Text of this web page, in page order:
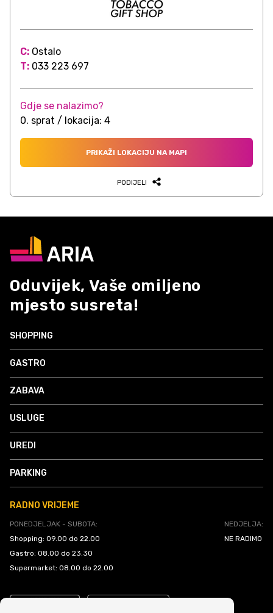
C: Ostalo
T: 033 223 697
Gdje se nalazimo?
0. sprat / lokacija: 4
PRIKAŽI LOKACIJU NA MAPI
PODIJELI
Oduvijek, Vaše omiljeno
mjesto susreta!
SHOPPING
GASTRO
ZABAVA
USLUGE
UREDI
PARKING
RADNO VRIJEME
PONEDJELJAK - SUBOTA:
Shopping: 09.00 do 22.00
Gastro: 08.00 do 23.30
Supermarket: 08.00 do 22.00
NEDJELJA:
NE RADIMO